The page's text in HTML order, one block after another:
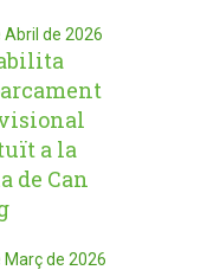
de 2026
a la
de Can
de 2026